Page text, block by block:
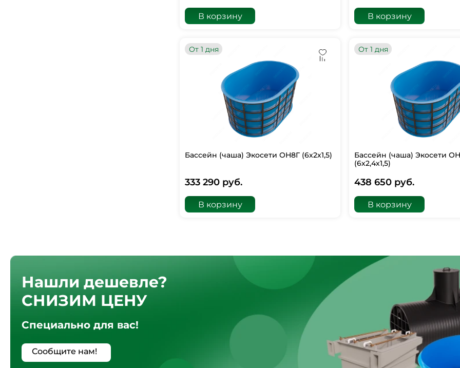
В корзину В корзину
От 1 дня
Бассейн (чаша) Экосети ОН8Г (6х2х1,5)
333 290 руб.
В корзину
От 1 дня
Бассейн (чаша) Экосети
(6х2,4х1,5)
438 650 руб.
В корзину
Нашли дешевле?
СНИЗИМ ЦЕНУ
Специально для вас!
Сообщите нам!